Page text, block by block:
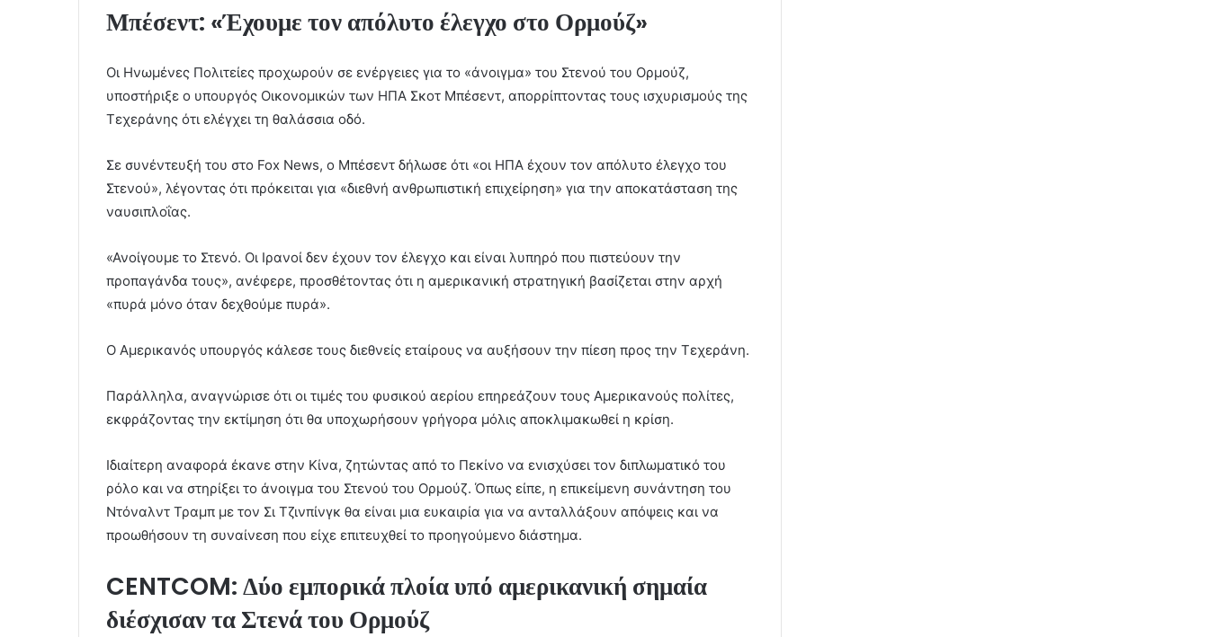
Μπέσεντ: «Έχουμε τον απόλυτο έλεγχο στο Ορμούζ»
Οι Ηνωμένες Πολιτείες προχωρούν σε ενέργειες για το «άνοιγμα» του Στενού του Ορμούζ,
υποστήριξε ο υπουργός Οικονομικών των ΗΠΑ Σκοτ Μπέσεντ, απορρίπτοντας τους ισχυρισμούς της
Τεχεράνης ότι ελέγχει τη θαλάσσια οδό.
Σε συνέντευξή του στο Fox News, ο Μπέσεντ δήλωσε ότι «οι ΗΠΑ έχουν τον απόλυτο έλεγχο του
Στενού», λέγοντας ότι πρόκειται για «διεθνή ανθρωπιστική επιχείρηση» για την αποκατάσταση της
ναυσιπλοΐας.
«Ανοίγουμε το Στενό. Οι Ιρανοί δεν έχουν τον έλεγχο και είναι λυπηρό που πιστεύουν την
προπαγάνδα τους», ανέφερε, προσθέτοντας ότι η αμερικανική στρατηγική βασίζεται στην αρχή
«πυρά μόνο όταν δεχθούμε πυρά».
Ο Αμερικανός υπουργός κάλεσε τους διεθνείς εταίρους να αυξήσουν την πίεση προς την Τεχεράνη.
Παράλληλα, αναγνώρισε ότι οι τιμές του φυσικού αερίου επηρεάζουν τους Αμερικανούς πολίτες,
εκφράζοντας την εκτίμηση ότι θα υποχωρήσουν γρήγορα μόλις αποκλιμακωθεί η κρίση.
Ιδιαίτερη αναφορά έκανε στην Κίνα, ζητώντας από το Πεκίνο να ενισχύσει τον διπλωματικό του
ρόλο και να στηρίξει το άνοιγμα του Στενού του Ορμούζ. Όπως είπε, η επικείμενη συνάντηση του
Ντόναλντ Τραμπ με τον Σι Τζινπίνγκ θα είναι μια ευκαιρία για να ανταλλάξουν απόψεις και να
προωθήσουν τη συναίνεση που είχε επιτευχθεί το προηγούμενο διάστημα.
CENTCOM: Δύο εμπορικά πλοία υπό αμερικανική σημαία
διέσχισαν τα Στενά του Ορμούζ